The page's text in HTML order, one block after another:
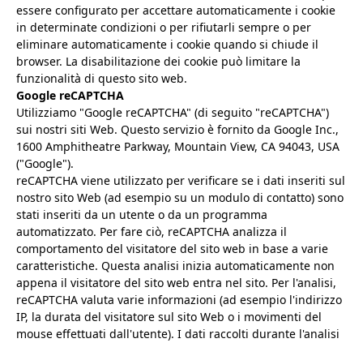
essere configurato per accettare automaticamente i cookie
in determinate condizioni o per rifiutarli sempre o per
eliminare automaticamente i cookie quando si chiude il
browser. La disabilitazione dei cookie può limitare la
funzionalità di questo sito web.
Google reCAPTCHA
Utilizziamo "Google reCAPTCHA" (di seguito "reCAPTCHA")
sui nostri siti Web. Questo servizio è fornito da Google Inc.,
1600 Amphitheatre Parkway, Mountain View, CA 94043, USA
("Google").
reCAPTCHA viene utilizzato per verificare se i dati inseriti sul
nostro sito Web (ad esempio su un modulo di contatto) sono
stati inseriti da un utente o da un programma
automatizzato. Per fare ciò, reCAPTCHA analizza il
comportamento del visitatore del sito web in base a varie
caratteristiche. Questa analisi inizia automaticamente non
appena il visitatore del sito web entra nel sito. Per l'analisi,
reCAPTCHA valuta varie informazioni (ad esempio l'indirizzo
IP, la durata del visitatore sul sito Web o i movimenti del
mouse effettuati dall'utente). I dati raccolti durante l'analisi